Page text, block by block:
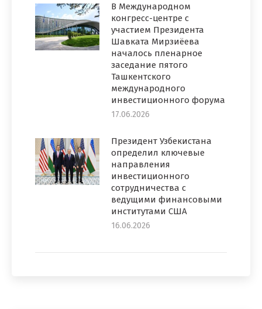
В Международном
конгресс-центре с
участием Президента
Шавката Мирзиёева
началось пленарное
заседание пятого
Ташкентского
международного
инвестиционного форума
17.06.2026
Президент Узбекистана
определил ключевые
направления
инвестиционного
сотрудничества с
ведущими финансовыми
институтами США
16.06.2026